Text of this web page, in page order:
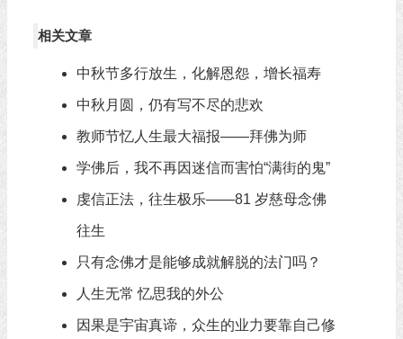
相关文章
中秋节多行放生，化解恩怨，增长福寿
中秋月圆，仍有写不尽的悲欢
教师节忆人生最大福报——拜佛为师
学佛后，我不再因迷信而害怕“满街的鬼”
虔信正法，往生极乐——81 岁慈母念佛
往生
只有念佛才是能够成就解脱的法门吗？
人生无常 忆思我的外公
因果是宇宙真谛，众生的业力要靠自己修